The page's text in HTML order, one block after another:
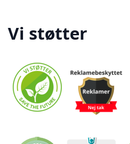
Vi støtter